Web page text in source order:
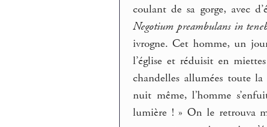
coulant de sa gorge, avec
Negotium preambulans in
ivrogne. Cet homme, un
l’église et réduisit en
chandelles allumées toute
nuit même, l’homme
lumière ! » On le retrouva